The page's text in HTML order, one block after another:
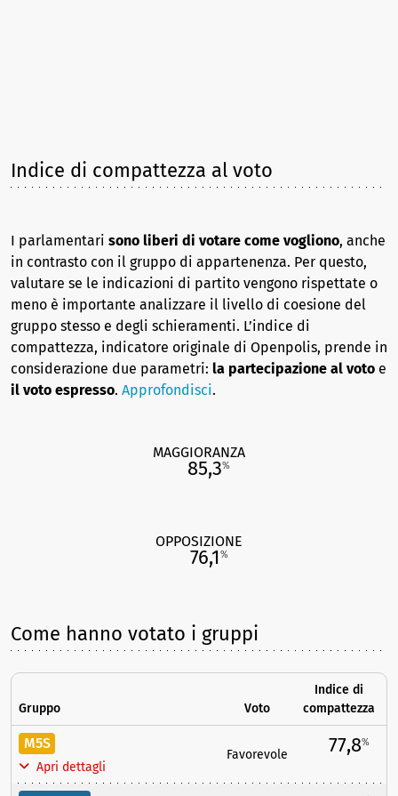
Indice di compattezza al voto
I parlamentari sono liberi di votare come vogliono, anche
in contrasto con il gruppo di appartenenza. Per questo,
valutare se le indicazioni di partito vengono rispettate o
meno è importante analizzare il livello di coesione del
gruppo stesso e degli schieramenti. L’indice di
compattezza, indicatore originale di Openpolis, prende in
considerazione due parametri: la partecipazione al voto e
il voto espresso. Approfondisci.
MAGGIORANZA
85,3%
OPPOSIZIONE
76,1%
Come hanno votato i gruppi
Gruppo Voto
Indice di
compattezza
M5S
Apri dettagli
Favorevole 77,8%